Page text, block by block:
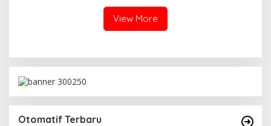
View More
Otomatif Terbaru